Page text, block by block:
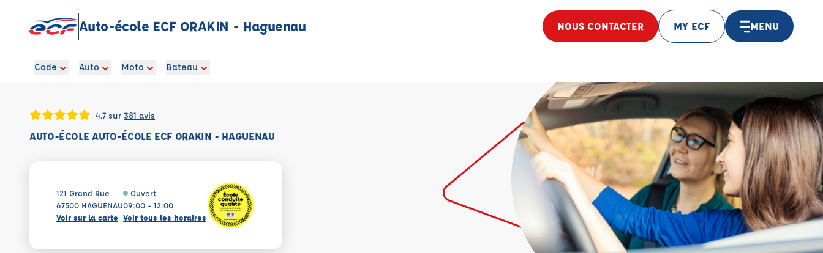
Auto-école ECF ORAKIN - Haguenau NOUS CONTACTER MY ECF MENU
Code Auto Moto Bateau
4.7 sur 381 avis
AUTO-ÉCOLE AUTO-ÉCOLE ECF ORAKIN - HAGUENAU
121 Grand Rue
67500 HAGUENAU
Voir sur la carte
Ouvert
09:00 - 12:00
Voir tous les horaires